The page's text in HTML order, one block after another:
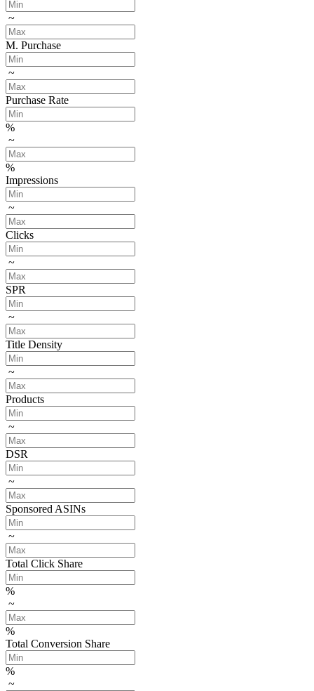
~
M. Purchase
~
Purchase Rate
%
~
%
Impressions
~
Clicks
~
SPR
~
Title Density
~
Products
~
DSR
~
Sponsored ASINs
~
Total Click Share
%
~
%
Total Conversion Share
%
~